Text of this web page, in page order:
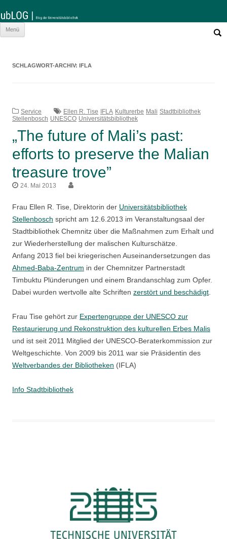
Menü
nach:
SCHLAGWORT-ARCHIV: IFLA
Service Ellen R. Tise IFLA Kulturerbe Mali Stadtbibliothek
Stellenbosch UNESCO Universitätsbibliothek
„The future of Mali’s past:
efforts to preserve the Malian
treasure trove”
24. Mai 2013
Frau Ellen R. Tise, Direktorin der Universitätsbibliothek
Stellenbosch spricht am 12.6.2013 im Veranstaltungsaal der
Stadtbibliothek Chemnitz über die Maßnahmen zum Erhalt und
zur Wiederherstellung der malischen Kulturschätze.
Anfang 2013 fiel bei kriegerischen Auseinandersetzungen das
Ahmed-Baba-Zentrum in der Chemnitzer Partnerstadt
Timbuktu Plünderungen und einem Brandanschlag zum Opfer.
Dabei wurden wertvolle alte Schriften zerstört und beschädigt.
Frau Tise gehört zur Expertengruppe der UNESCO zur
Restaurierung und Rekonstruktion des kulturellen Erbes Malis
und ist seit 2011 Mitglied der UNESCO-Beraterkommission zur
Weltgeschichte. Von 2009 bis 2011 war sie Präsidentin des
Weltverbandes der Bibliotheken (IFLA)
Info Stadtbibliothek